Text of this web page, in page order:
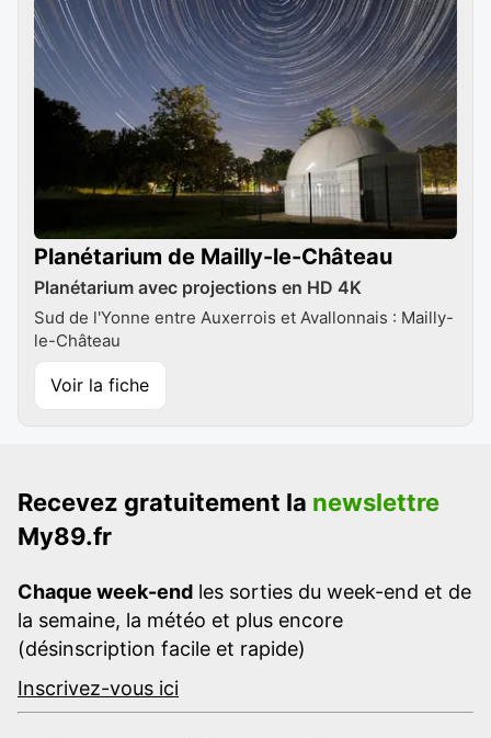
Planétarium de Mailly-le-Château
Planétarium avec projections en HD 4K
Sud de l'Yonne entre Auxerrois et Avallonnais : Mailly-
le-Château
Voir la fiche
Recevez gratuitement la newslettre
My89.fr
Chaque week-end les sorties du week-end et de
la semaine, la météo et plus encore
(désinscription facile et rapide)
Inscrivez-vous ici